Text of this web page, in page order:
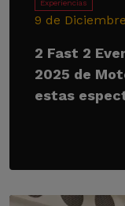
Experiencias
9 de
2 Fast 2
2025 de
estas